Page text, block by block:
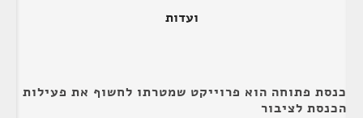
ועדות
כנסת פתוחה הוא פרוייקט שמטרתו לחשוף את פעילות
הכנסת לציבור